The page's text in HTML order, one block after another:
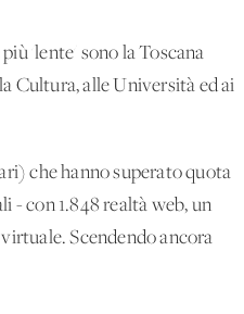
'lente' sono la Toscana
Cultura, alle Università ed ai
che hanno superato quota
- con 1.848 realtà web, un
Scendendo ancora